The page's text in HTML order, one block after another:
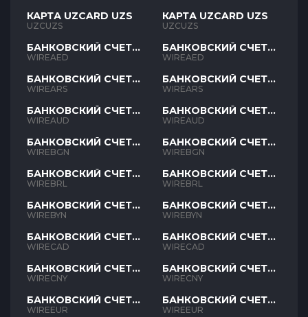
КАРТА UZCARD UZS
UZCUZS
БАНКОВСКИЙ СЧЕТ
AED
WIREAED
БАНКОВСКИЙ СЧЕТ
ARS
WIREARS
БАНКОВСКИЙ СЧЕТ
AUD
WIREAUD
БАНКОВСКИЙ СЧЕТ
BGN
WIREBGN
БАНКОВСКИЙ СЧЕТ
BRL
WIREBRL
БАНКОВСКИЙ СЧЕТ
BYN
WIREBYN
БАНКОВСКИЙ СЧЕТ
CAD
WIRECAD
БАНКОВСКИЙ СЧЕТ
CNY
WIRECNY
БАНКОВСКИЙ СЧЕТ
EUR
WIREEUR
КАРТА UZCARD UZS
UZCUZS
БАНКОВСКИЙ СЧЕТ
AED
WIREAED
БАНКОВСКИЙ СЧЕТ
ARS
WIREARS
БАНКОВСКИЙ СЧЕТ
AUD
WIREAUD
БАНКОВСКИЙ СЧЕТ
BGN
WIREBGN
БАНКОВСКИЙ СЧЕТ
BRL
WIREBRL
БАНКОВСКИЙ СЧЕТ
BYN
WIREBYN
БАНКОВСКИЙ СЧЕТ
CAD
WIRECAD
БАНКОВСКИЙ СЧЕТ
CNY
WIRECNY
БАНКОВСКИЙ СЧЕТ
EUR
WIREEUR